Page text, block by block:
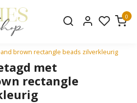
0
brown rectangle beads zilverkleurig
met
rectangle